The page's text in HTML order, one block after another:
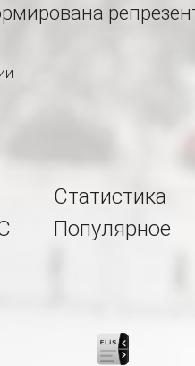
Статистика
Популярное